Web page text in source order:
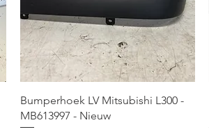
Bumperhoek LV Mitsubishi L300 -
MB613997 - Nieuw